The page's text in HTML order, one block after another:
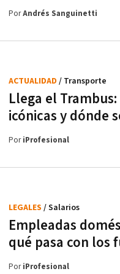
PorAndrés Sanguinetti
Llega el
icónicas y dónde
ACTUALIDAD / Transporte
PoriProfesional
Empleadas
qué pasa con los
LEGALES / Salarios
PoriProfesional